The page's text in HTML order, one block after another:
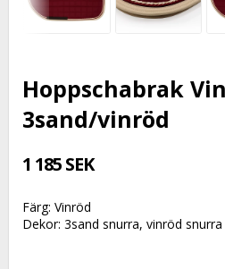
Hoppschabrak
3sand/vinröd
1 185 SEK
Färg: Vinröd
Dekor: 3sand snurra, vinröd